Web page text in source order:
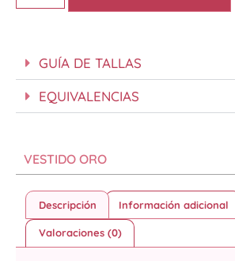
GUÍA DE TALLAS
EQUIVALENCIAS
VESTIDO ORO
Descripción Información adicional
Valoraciones (0)